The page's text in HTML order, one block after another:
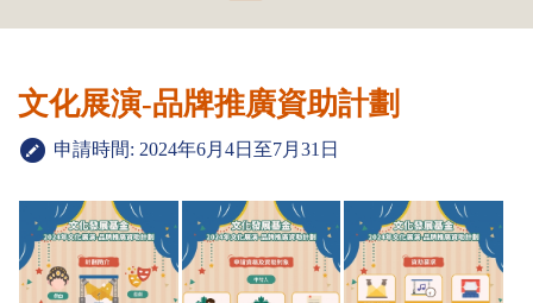
文化展演-品牌推廣資助計劃
申請時間: 2024年6月4日至7月31日